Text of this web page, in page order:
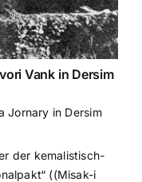
Vank in Dersim
Jornary in Dersim
der kemalistisch-
((Misak-i